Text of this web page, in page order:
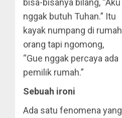
bisa-bisanya bilang, “Aku
nggak butuh Tuhan.” Itu
kayak numpang di rumah
orang tapi ngomong,
“Gue nggak percaya ada
pemilik rumah.”
Sebuah ironi
Ada satu fenomena yang